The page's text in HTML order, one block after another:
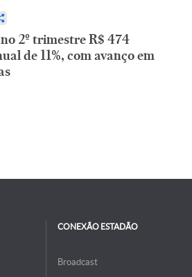
2º trimestre R$ 474
de 11%, com avanço em
CONEXÃO ESTADÃO
Broadcast